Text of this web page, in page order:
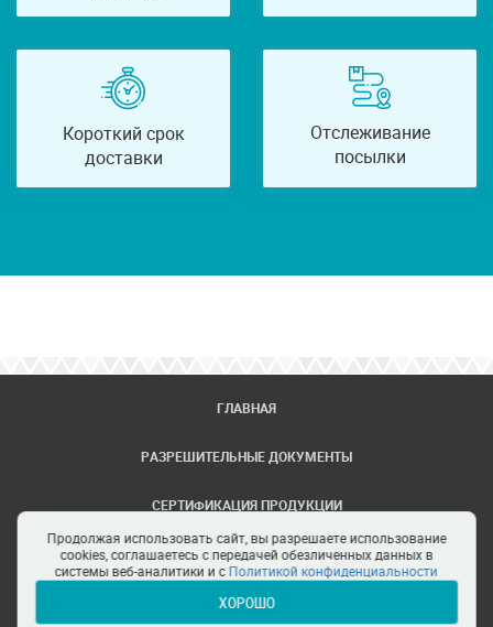
Короткий срок
доставки
Отслеживание
посылки
ГЛАВНАЯ
РАЗРЕШИТЕЛЬНЫЕ ДОКУМЕНТЫ
СЕРТИФИКАЦИЯ ПРОДУКЦИИ
ЗАДАТЬ ВОПРОС
ЦЕНТРЫ СЕРТИФИКАЦИИ
Продолжая использовать сайт, вы разрешаете использование
cookies, соглашаетесь с передачей обезличенных данных в
системы веб-аналитики и сПолитикой конфиденциальности
ХОРОШО